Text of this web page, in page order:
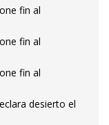
fin al
fin al
fin al
desierto el